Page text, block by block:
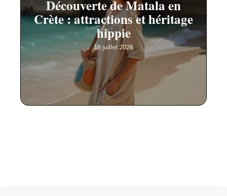
Découverte de Matala en
Crète : attractions et héritage
hippie
18 juillet 2026